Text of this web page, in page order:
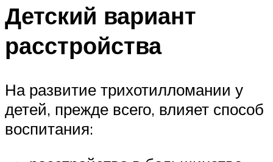
Детский вариант
расстройства
На развитие трихотилломании у
детей, прежде всего, влияет способ
воспитания: